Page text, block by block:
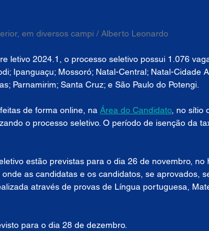
em diversos campi / Alberto Leonardo
letivo 2024.1, o processo seletivo possui 1.076
Ipanguaçu; Mossoró; Natal-Central; Natal-Cidade
Parnamirim; Santa Cruz; e São Paulo do Potengi.
de forma online, na Área do Candidato, no sítio
o processo seletivo. O período de isenção da
estão previstas para o dia 26 de novembro,
as candidatas e os candidatos, se aprovados,
através de provas de Língua portuguesa,
para o dia 28 de dezembro.